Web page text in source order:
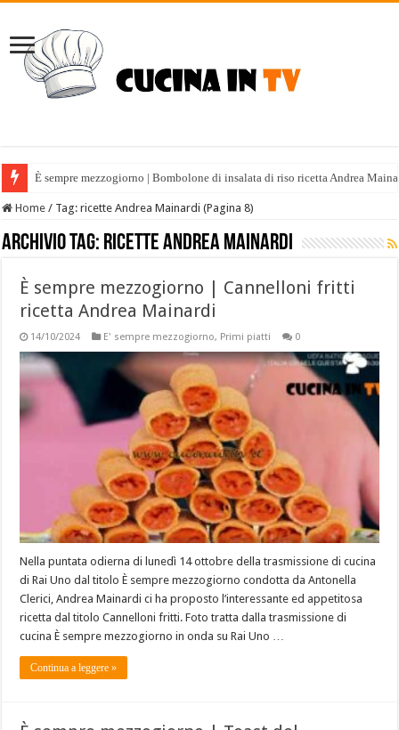
È sempre mezzogiorno | Bombolone di insalata di riso ricetta Andrea
Home / Tag:ricette Andrea Mainardi (Pagina 8)
Archivio tag: ricette Andrea Mainardi
È sempre mezzogiorno | Cannelloni fritti
ricetta Andrea Mainardi
14/10/2024 E' sempre mezzogiorno, Primi piatti 0
Nella puntata odierna di lunedì 14 ottobre della trasmissione di cucina
di Rai Uno dal titolo È sempre mezzogiorno condotta da Antonella
Clerici, Andrea Mainardi ci ha proposto l’interessante ed appetitosa
ricetta dal titolo Cannelloni fritti. Foto tratta dalla trasmissione di
cucina È sempre mezzogiorno in onda su Rai Uno …
Continua a leggere »